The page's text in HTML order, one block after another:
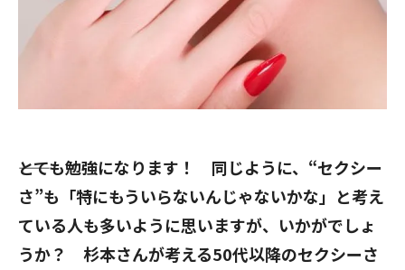
――とても勉強になります！ 同じように、“セクシー
さ”も「特にもういらないんじゃないかな」と考え
ている人も多いように思いますが、いかがでしょ
うか？ 杉本さんが考える50代以降のセクシーさ